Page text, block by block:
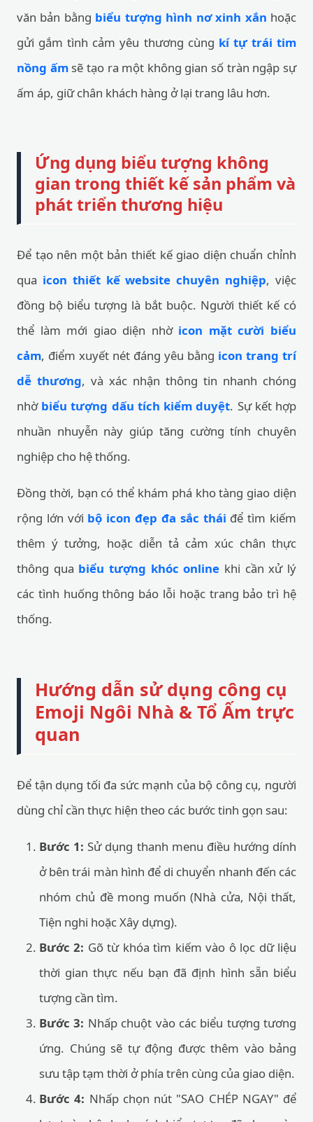
văn bản bằng biểu tượng hình nơ xinh xắn hoặc
gửi gắm tình cảm yêu thương cùng kí tự trái tim
nồng ấmsẽ tạo ra một không gian số tràn ngập sự
ấm áp, giữ chân khách hàng ở lại trang lâu hơn.
Ứng dụng biểu tượng không
gian trong thiết kế sản phẩm và
phát triển thương hiệu
Để tạo nên một bản thiết kế giao diện chuẩn chỉnh
qua icon thiết kế website chuyên nghiệp, việc
đồng bộ biểu tượng là bắt buộc. Người thiết kế có
thể làm mới giao diện nhờ icon mặt cười biểu
cảm, điểm xuyết nét đáng yêu bằng icon trang trí
dễ thương, và xác nhận thông tin nhanh chóng
nhờ biểu tượng dấu tích kiểm duyệt. Sự kết hợp
nhuần nhuyễn này giúp tăng cường tính chuyên
nghiệp cho hệ thống.
Đồng thời, bạn có thể khám phá kho tàng giao diện
rộng lớn với bộ icon đẹp đa sắc thái để tìm kiếm
thêm ý tưởng, hoặc diễn tả cảm xúc chân thực
thông qua biểu tượng khóc online khi cần xử lý
các tình huống thông báo lỗi hoặc trang bảo trì hệ
thống.
Hướng dẫn sử dụng công cụ
Emoji Ngôi Nhà & Tổ Ấm trực
quan
Để tận dụng tối đa sức mạnh của bộ công cụ, người
dùng chỉ cần thực hiện theo các bước tinh gọn sau:
Bước 1: Sử dụng thanh menu điều hướng dính
ở bên trái màn hình để di chuyển nhanh đến các
nhóm chủ đề mong muốn (Nhà cửa, Nội thất,
Tiện nghi hoặc Xây dựng).
Bước 2: Gõ từ khóa tìm kiếm vào ô lọc dữ liệu
thời gian thực nếu bạn đã định hình sẵn biểu
tượng cần tìm.
Bước 3: Nhấp chuột vào các biểu tượng tương
ứng. Chúng sẽ tự động được thêm vào bảng
sưu tập tạm thời ở phía trên cùng của giao diện.
Bước 4: Nhấp chọn nút "SAO CHÉP NGAY" để